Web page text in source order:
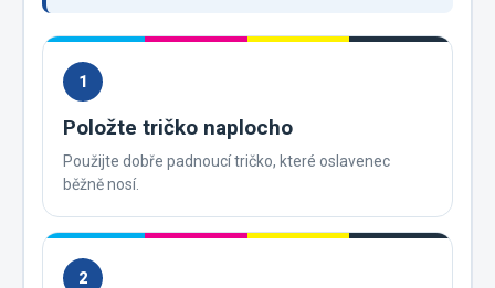
1
Položte tričko naplocho
Použijte dobře padnoucí tričko, které oslavenec
běžně nosí.
2